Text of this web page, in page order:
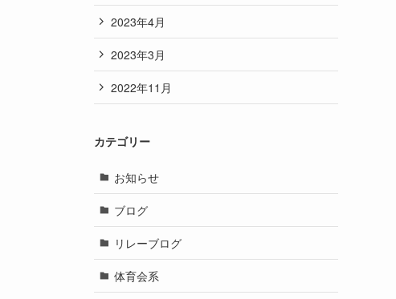
2023年4月
2023年3月
2022年11月
カテゴリー
お知らせ
ブログ
リレーブログ
体育会系